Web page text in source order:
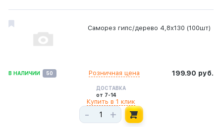
Саморез гипс/дерево 4,8х130 (100шт)
В НАЛИЧИИ 50 199.90 руб.
Розничная цена
ДОСТАВКА
от 7-14
- +
Купить в 1 клик